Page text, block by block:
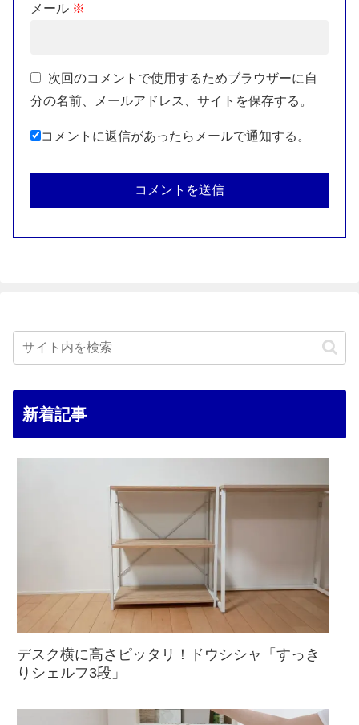
メール ※
次回のコメントで使用するためブラウザーに自
分の名前、メールアドレス、サイトを保存する。
コメントに返信があったらメールで通知する。
新着記事
デスク横に高さピッタリ！ドウシシャ「すっき
りシェルフ3段」